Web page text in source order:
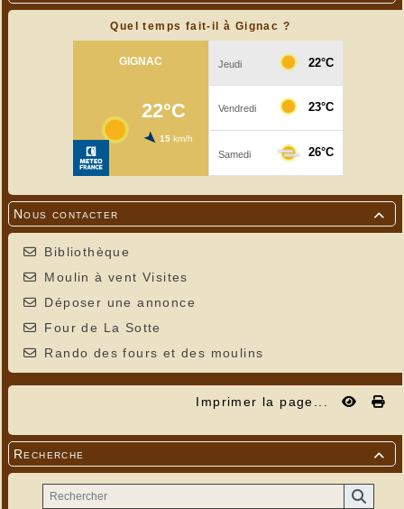
Quel temps fait-il à Gignac ?

Nous contacter
Bibliothèque
Moulin à vent Visites
Déposer une annonce
Four de La Sotte
Rando des fours et des moulins
Imprimer la page...

Recherche